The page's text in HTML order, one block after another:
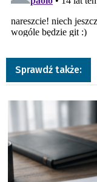
Sprawdź także:
a